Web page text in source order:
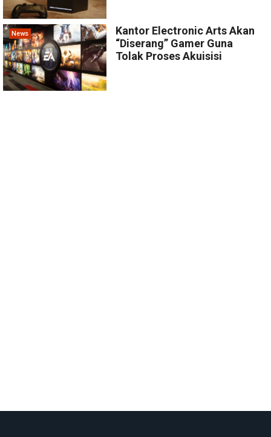
News
Kantor Electronic Arts Akan
“Diserang” Gamer Guna
Tolak Proses Akuisisi